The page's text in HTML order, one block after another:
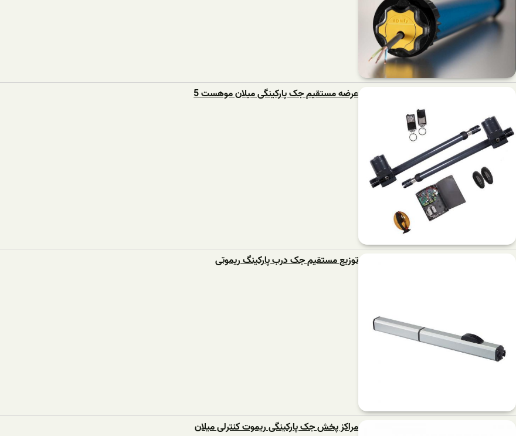
عرضه مستقیم جک پارکینگی میلان موهست 5
توزیع مستقیم جک درب پارکینگ ریموتی
مراکز پخش جک پارکینگی ریموت کنترلی میلان